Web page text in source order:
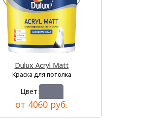
Dulux Acryl Matt
Краска для потолка
Цвет:
от 4060 руб.